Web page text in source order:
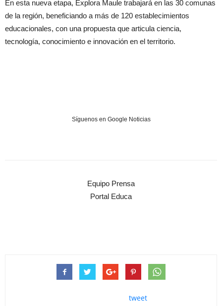
En esta nueva etapa, Explora Maule trabajará en las 30 comunas
de la región, beneficiando a más de 120 establecimientos
educacionales, con una propuesta que articula ciencia,
tecnología, conocimiento e innovación en el territorio.
Síguenos en Google Noticias
Equipo Prensa
Portal Educa
tweet